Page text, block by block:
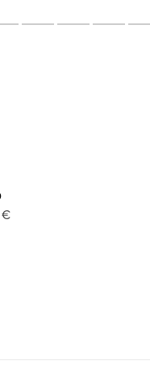
€